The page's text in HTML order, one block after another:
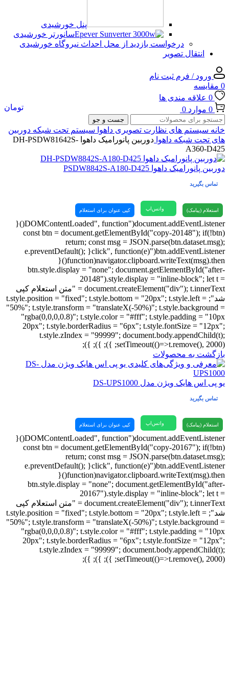
پنل خورشیدی
سانورتر خورشیدی
درخواست بازدید از محل احداث نیروگاه خورشیدی
انتقال تصویر
ورود / فرم ثبت نام
0 مقایسه
0 علاقه مندی ها
0 موارد 0 تومان
جست و جو
خانه سیستم های نظارت تصویری داهوا سیستم تحت شبکه دوربین
های تحت شبکه داهوا
دوربین پانورامیک داهوا DH-PSDW81642S-
A360-D425
دوربین پانورامیک داهوا PSDW8842S-A180-D425
تماس بگیرید
استعلام (پیامک) واتس‌اپ کپی عنوان برای استعلام
document.addEventListener("DOMContentLoaded", function(){
const btn = document.getElementById("copy-20148"); if(!btn)
return; const msg = JSON.parse(btn.dataset.msg);
btn.addEventListener("click", function(e){ e.preventDefault();
navigator.clipboard.writeText(msg).then(function(){
btn.style.display = "none"; document.getElementById("after-
20148").style.display = "inline-block"; let t =
document.createElement("div"); t.innerText = "متن استعلام کپی
شد"; t.style.position = "fixed"; t.style.bottom = "20px"; t.style.left =
"50%"; t.style.transform = "translateX(-50%)"; t.style.background =
"rgba(0,0,0,0.8)"; t.style.color = "#fff"; t.style.padding = "10px
20px"; t.style.borderRadius = "6px"; t.style.fontSize = "12px";
t.style.zIndex = "99999"; document.body.appendChild(t);
setTimeout(()=>t.remove(), 2000); }); }); });
بازگشت به محصولات
یو پی اس هایک ویژن مدل DS-UPS1000
تماس بگیرید
استعلام (پیامک) واتس‌اپ کپی عنوان برای استعلام
document.addEventListener("DOMContentLoaded", function(){
const btn = document.getElementById("copy-20167"); if(!btn)
return; const msg = JSON.parse(btn.dataset.msg);
btn.addEventListener("click", function(e){ e.preventDefault();
navigator.clipboard.writeText(msg).then(function(){
btn.style.display = "none"; document.getElementById("after-
20167").style.display = "inline-block"; let t =
document.createElement("div"); t.innerText = "متن استعلام کپی
شد"; t.style.position = "fixed"; t.style.bottom = "20px"; t.style.left =
"50%"; t.style.transform = "translateX(-50%)"; t.style.background =
"rgba(0,0,0,0.8)"; t.style.color = "#fff"; t.style.padding = "10px
20px"; t.style.borderRadius = "6px"; t.style.fontSize = "12px";
t.style.zIndex = "99999"; document.body.appendChild(t);
setTimeout(()=>t.remove(), 2000); }); }); });